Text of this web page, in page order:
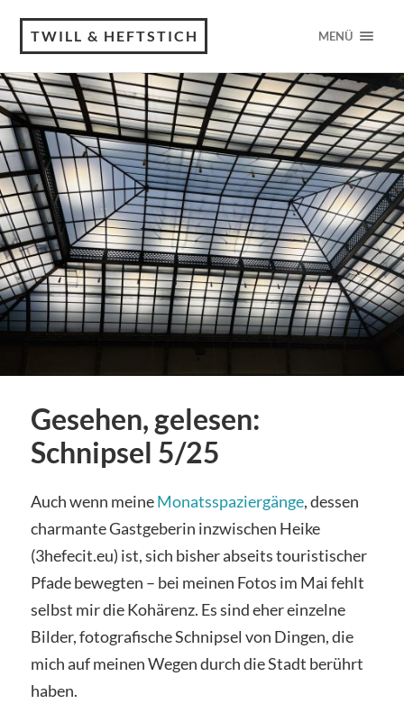
TWILL & HEFTSTICH MENÜ
Gesehen, gelesen:
Schnipsel 5/25
Auch wenn meineMonatsspaziergänge, dessen
charmante Gastgeberin inzwischen Heike
(3hefecit.eu) ist, sich bisher abseits touristischer
Pfade bewegten – bei meinen Fotos im Mai fehlt
selbst mir die Kohärenz. Es sind eher einzelne
Bilder, fotografische Schnipsel von Dingen, die
mich auf meinen Wegen durch die Stadt berührt
haben.